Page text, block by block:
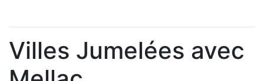
Villes Jumelées avec